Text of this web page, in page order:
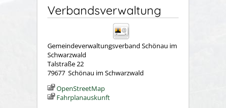
Verbandsverwaltung
Gemeindeverwaltungsverband Schönau im
Schwarzwald
Talstraße 22
79677 Schönau im Schwarzwald
OpenStreetMap
Fahrplanauskunft